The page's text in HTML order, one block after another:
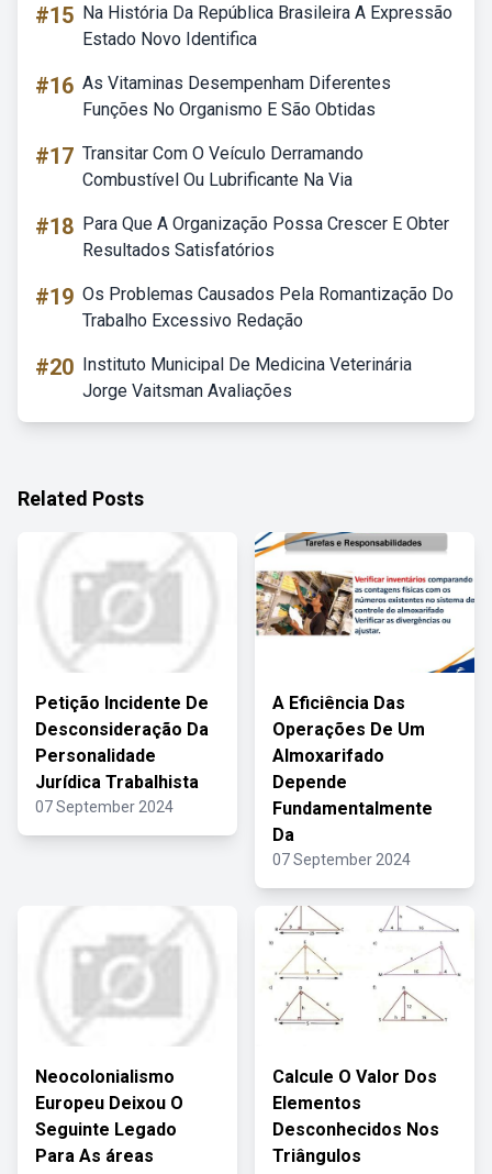
#15 Na História Da República Brasileira A Expressão
Estado Novo Identifica
#16 As Vitaminas Desempenham Diferentes
Funções No Organismo E São Obtidas
#17 Transitar Com O Veículo Derramando
Combustível Ou Lubrificante Na Via
#18 Para Que A Organização Possa Crescer E Obter
Resultados Satisfatórios
#19 Os Problemas Causados Pela Romantização Do
Trabalho Excessivo Redação
#20 Instituto Municipal De Medicina Veterinária
Jorge Vaitsman Avaliações
Related Posts
Petição Incidente De
Desconsideração Da
Personalidade
Jurídica Trabalhista
07 September 2024
A Eficiência Das
Operações De Um
Almoxarifado
Depende
Fundamentalmente
Da
07 September 2024
Neocolonialismo
Europeu Deixou O
Seguinte Legado
Para As áreas
Calcule O Valor Dos
Elementos
Desconhecidos Nos
Triângulos